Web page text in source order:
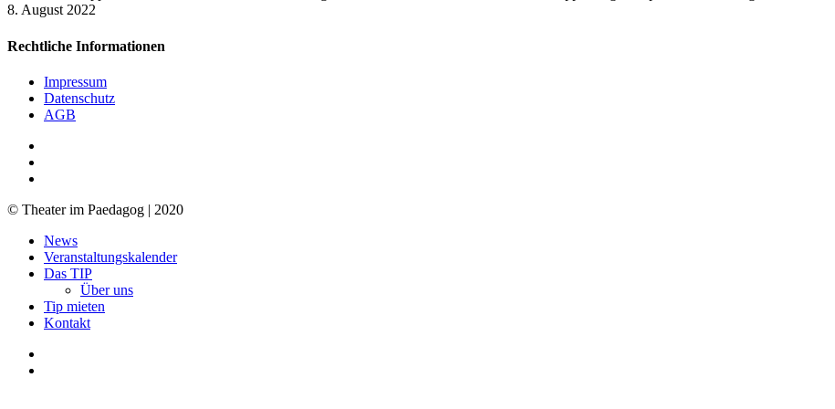
8. August 2022
Rechtliche Informationen
Impressum
Datenschutz
AGB
© Theater im Paedagog | 2020
Close
Menu
News
Veranstaltungskalender
Das TIP
Über uns
Tip mieten
Kontakt